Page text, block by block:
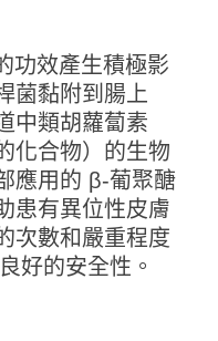
功效產生積極影
菌黏附到腸上
中類胡蘿蔔素
化合物）的生物
應用的 β-葡聚醣
患有異位性皮膚
次數和嚴重程度
好的安全性。